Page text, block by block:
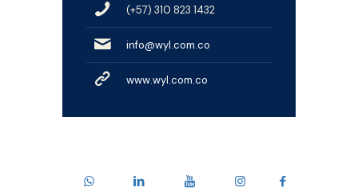
(+57) 310 823 1432
info@wyl.com.co
www.wyl.com.co